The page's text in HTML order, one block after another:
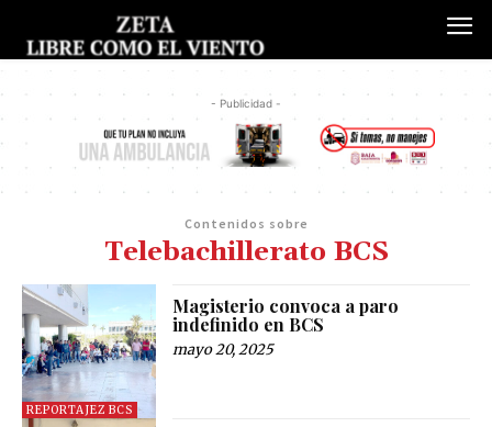
- Publicidad -
Contenidos sobre
Telebachillerato BCS
REPORTAJEZ BCS
Magisterio convoca a paro
indefinido en BCS
mayo 20, 2025